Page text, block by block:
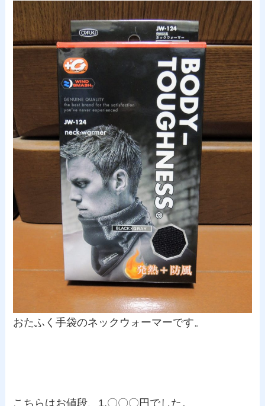
おたふく手袋のネックウォーマーです。
こちらはお値段、1,〇〇〇円でした。